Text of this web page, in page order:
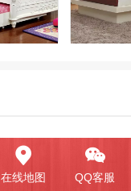
在线地图 QQ客服